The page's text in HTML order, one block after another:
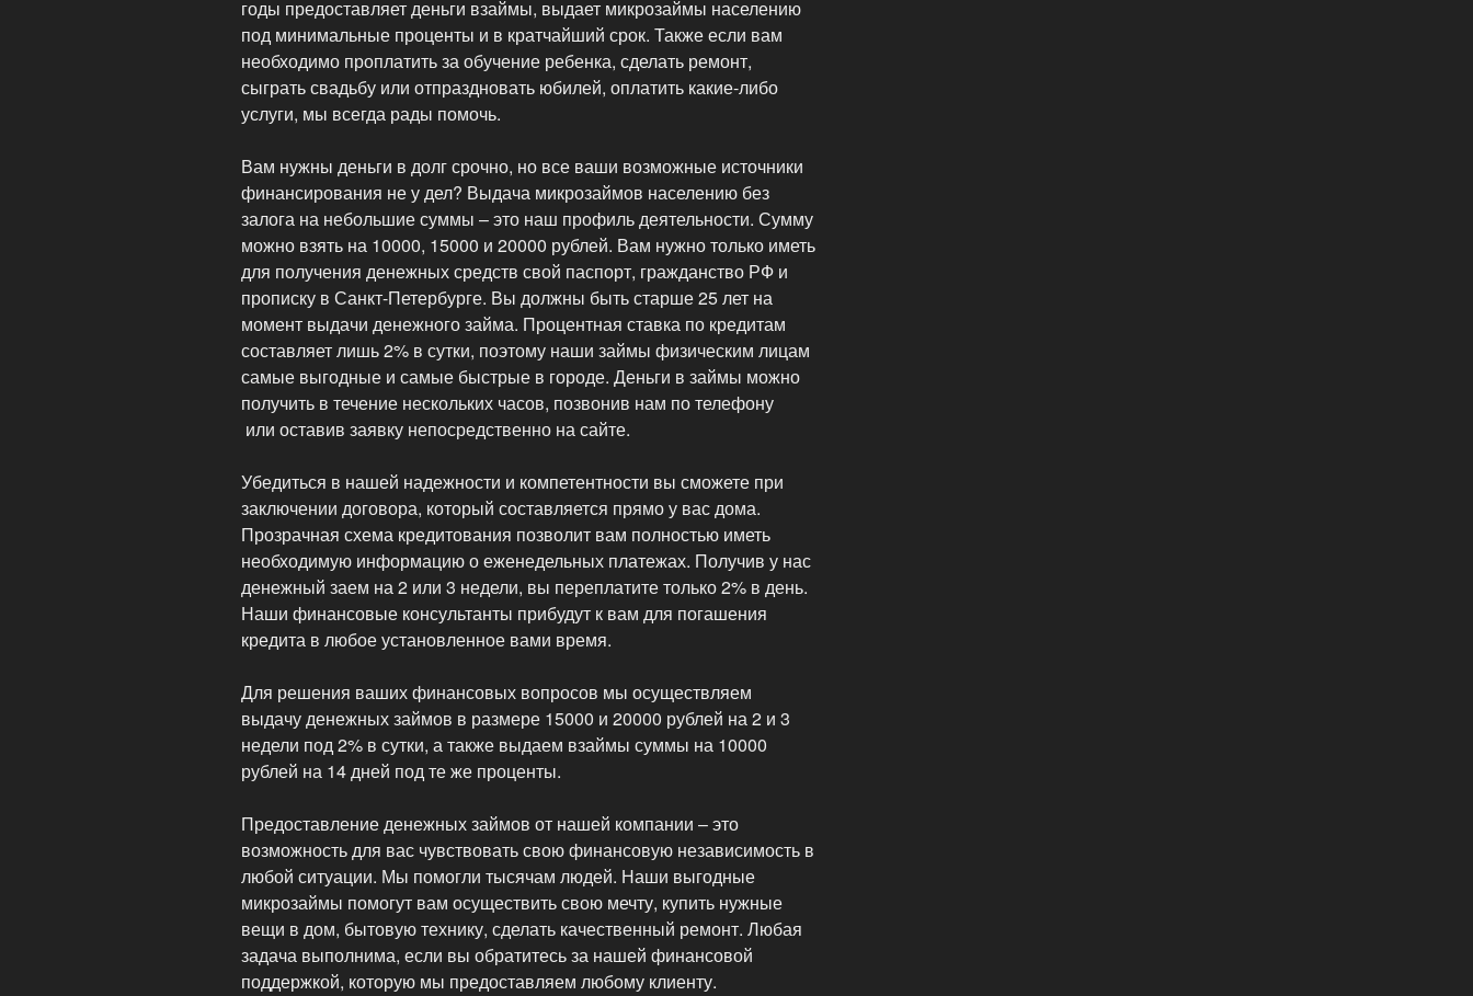
годы предоставляет деньги взаймы, выдает микрозаймы населению
под минимальные проценты и в кратчайший срок. Также если вам
необходимо проплатить за обучение ребенка, сделать ремонт,
сыграть свадьбу или отпраздновать юбилей, оплатить какие-либо
услуги, мы всегда рады помочь.
Вам нужны деньги в долг срочно, но все ваши возможные источники
финансирования не у дел? Выдача микрозаймов населению без
залога на небольшие суммы – это наш профиль деятельности. Сумму
можно взять на 10000, 15000 и 20000 рублей. Вам нужно только иметь
для получения денежных средств свой паспорт, гражданство РФ и
прописку в Санкт-Петербурге. Вы должны быть старше 25 лет на
момент выдачи денежного займа. Процентная ставка по кредитам
составляет лишь 2% в сутки, поэтому наши займы физическим лицам
самые выгодные и самые быстрые в городе. Деньги в займы можно
получить в течение нескольких часов, позвонив нам по телефону
или оставив заявку непосредственно на сайте.
Убедиться в нашей надежности и компетентности вы сможете при
заключении договора, который составляется прямо у вас дома.
Прозрачная схема кредитования позволит вам полностью иметь
необходимую информацию о еженедельных платежах. Получив у нас
денежный заем на 2 или 3 недели, вы переплатите только 2% в день.
Наши финансовые консультанты прибудут к вам для погашения
кредита в любое установленное вами время.
Для решения ваших финансовых вопросов мы осуществляем
выдачу денежных займов в размере 15000 и 20000 рублей на 2 и 3
недели под 2% в сутки, а также выдаем взаймы суммы на 10000
рублей на 14 дней под те же проценты.
Предоставление денежных займов от нашей компании – это
возможность для вас чувствовать свою финансовую независимость в
любой ситуации. Мы помогли тысячам людей. Наши выгодные
микрозаймы помогут вам осуществить свою мечту, купить нужные
вещи в дом, бытовую технику, сделать качественный ремонт. Любая
задача выполнима, если вы обратитесь за нашей финансовой
поддержкой, которую мы предоставляем любому клиенту.